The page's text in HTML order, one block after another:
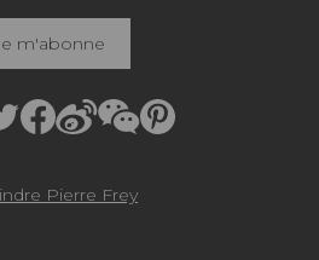
m'abonne
Pierre Frey